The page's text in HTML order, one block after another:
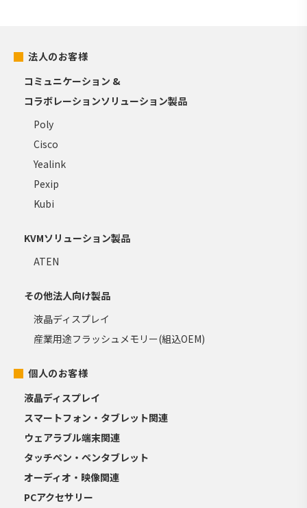
法人のお客様
コミュニケーション &
コラボレーションソリューション製品
Poly
Cisco
Yealink
Pexip
Kubi
KVMソリューション製品
ATEN
その他法人向け製品
液晶ディスプレイ
産業用途フラッシュメモリー(組込OEM)
個人のお客様
液晶ディスプレイ
スマートフォン・タブレット関連
ウェアラブル端末関連
タッチペン・ペンタブレット
オーディオ・映像関連
PCアクセサリー